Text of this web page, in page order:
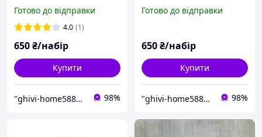
Готово до відправки
4.0 (1)
650₴/набір
Купити
"ghivi-home588": Товари для дому, перевірені часом! 98%
Готово до відправки
650₴/набір
Купити
"ghivi-home588": Товари для дому, перевірені часом! 98%